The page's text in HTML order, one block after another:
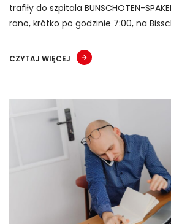
trafiły do szpitala BUNSCHOTEN-
rano, krótko po godzinie 7:00, na
CZYTAJ WIĘCEJ